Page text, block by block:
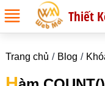
Thiết
Trang chủ Blog